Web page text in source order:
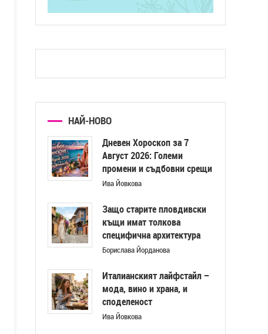
НАЙ-НОВО
Дневен Хороскоп за 7
Август 2026: Големи
промени и съдбовни срещи
Ива Йовкова
Защо старите пловдивски
къщи имат толкова
специфична архитектура
Борислава Йорданова
Италианският лайфстайл –
мода, вино и храна, и
споделеност
Ива Йовкова